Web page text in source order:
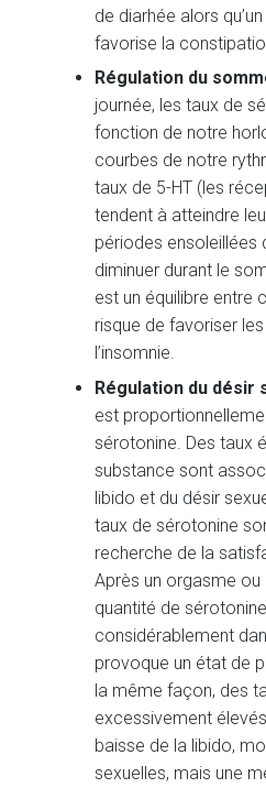
de diarhée alors
favorise la
Régulation du
journée, les taux de
fonction de notre
courbes de notre
taux de 5-HT (les
tendent à atteindre
périodes ensoleillées
diminuer durant le
est un équilibre entre
risque de favoriser
l’insomnie.
Régulation du désir
est
sérotonine. Des taux
substance sont
libido et du désir
taux de sérotonine
recherche de la
Après un orgasme ou
quantité de
considérablement
provoque un état de
la même façon, des
excessivement
baisse de la libido,
sexuelles, mais une